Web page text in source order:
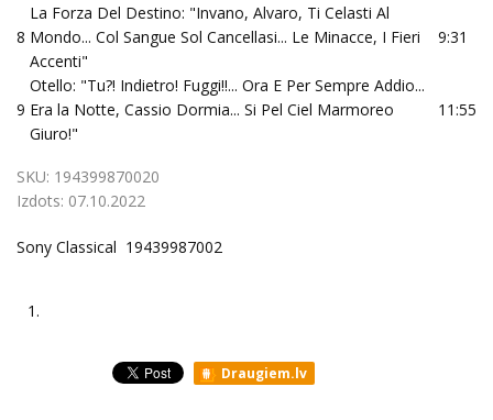
8
La Forza Del Destino: "Invano, Alvaro, Ti Celasti Al
Mondo... Col Sangue Sol Cancellasi... Le Minacce, I Fieri
Accenti"
9:31
9
Otello: "Tu?! Indietro! Fuggi!!... Ora E Per Sempre Addio...
Era la Notte, Cassio Dormia... Si Pel Ciel Marmoreo
Giuro!"
11:55
SKU: 194399870020
Izdots: 07.10.2022
Sony Classical 19439987002
1.
Draugiem.lv